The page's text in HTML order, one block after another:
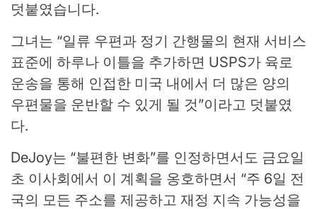
덧붙였습니다.
그녀는 “일류 우편과 정기 간행물의 현재 서비스
표준에 하루나 이틀을 추가하면 USPS가 육로
운송을 통해 인접한 미국 내에서 더 많은 양의
우편물을 운반할 수 있게 될 것”이라고 덧붙였
다.
DeJoy는 “불편한 변화”를 인정하면서도 금요일
초 이사회에서 이 계획을 옹호하면서 “주 6일 전
국의 모든 주소를 제공하고 재정 지속 가능성을